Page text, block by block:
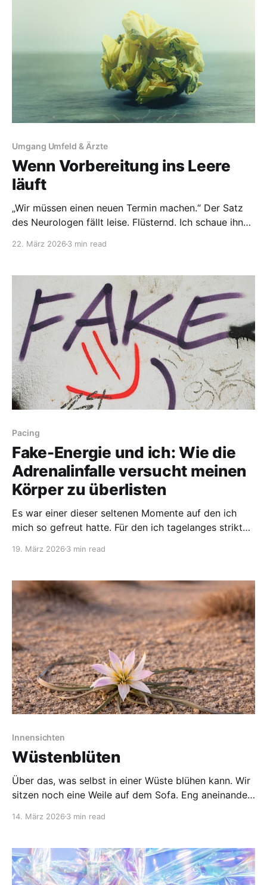
Umgang Umfeld & Ärzte
Wenn Vorbereitung ins Leere
läuft
„Wir müssen einen neuen Termin machen.“ Der Satz
des Neurologen fällt leise. Flüsternd. Ich schaue ihn
weil etwas Unvorhergesehenes passiert ist. Sondern
weil ich merke, wie viel
22. März 2026 3 min read
Pacing
Fake-Energie und ich: Wie die
Adrenalinfalle versucht meinen
Körper zu überlisten
Es war einer dieser seltenen Momente auf den ich
mich so gefreut hatte. Für den ich tagelanges striktes
befreundeten Ehepaar am Tisch. Reden, Lachen,
Kopf: „Puh, Sprechen fällt heute schwerer als gehofft“
19. März 2026 3 min read
Innensichten
Wüstenblüten
Über das, was selbst in einer Wüste blühen kann. Wir
sitzen noch eine Weile auf dem Sofa. Eng aneinander
keiner von uns hat es eilig aufzustehen. Wir sagen
anderen. Das war eines der ehrlichsten und
14. März 2026 3 min read